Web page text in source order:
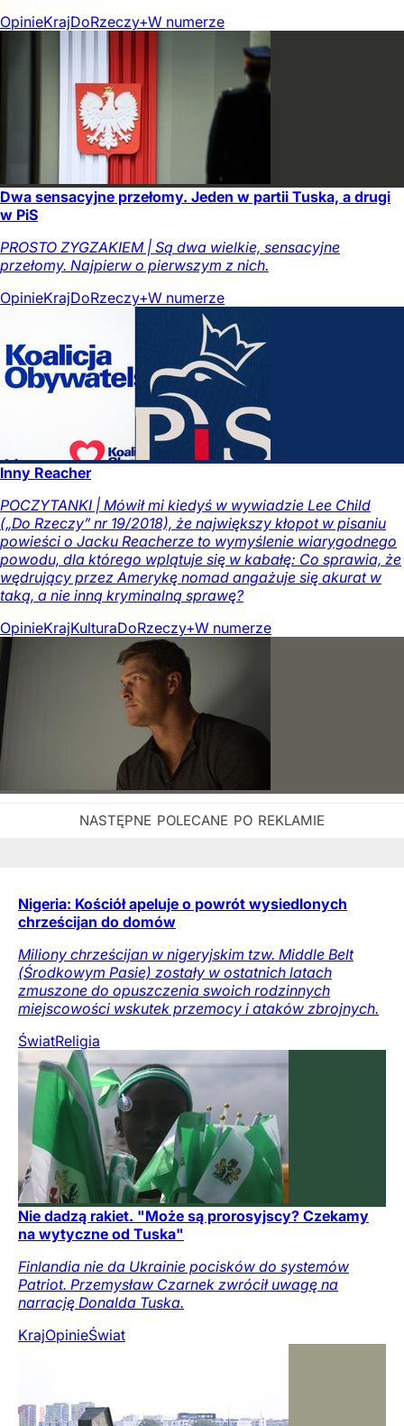
OpinieKrajDoRzeczy+W numerze
Dwa sensacyjne przełomy. Jeden w partii Tuska, a drugi
w PiS
PROSTO ZYGZAKIEM | Są dwa wielkie, sensacyjne
przełomy. Najpierw o pierwszym z nich.
OpinieKrajDoRzeczy+W numerze
Inny Reacher
POCZYTANKI | Mówił mi kiedyś w wywiadzie Lee Child
(„Do Rzeczy” nr 19/2018), że największy kłopot w pisaniu
powieści o Jacku Reacherze to wymyślenie wiarygodnego
powodu, dla którego wplątuje się w kabałę: Co sprawia, że
wędrujący przez Amerykę nomad angażuje się akurat w
taką, a nie inną kryminalną sprawę?
OpinieKrajKulturaDoRzeczy+W numerze
Nigeria: Kościół apeluje o powrót wysiedlonych
chrześcijan do domów
Miliony chrześcijan w nigeryjskim tzw. Middle Belt
(Środkowym Pasie) zostały w ostatnich latach
zmuszone do opuszczenia swoich rodzinnych
miejscowości wskutek przemocy i ataków zbrojnych.
ŚwiatReligia
Nie dadzą rakiet. "Może są prorosyjscy? Czekamy
na wytyczne od Tuska"
Finlandia nie da Ukrainie pocisków do systemów
Patriot. Przemysław Czarnek zwrócił uwagę na
narrację Donalda Tuska.
KrajOpinieŚwiat